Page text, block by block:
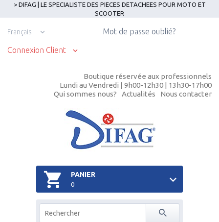
> DIFAG | LE SPECIALISTE DES PIECES DETACHEES POUR MOTO ET
SCOOTER
Français
Connexion Client
Mot de passe oublié?
Boutique réservée aux professionnels
Lundi au Vendredi | 9h00-12h30 | 13h30-17h00
Qui sommes nous?
Actualités Nous contacter
PANIER
0